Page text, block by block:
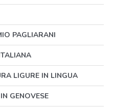
PAGLIARANI
LIGURE IN LINGUA
GENOVESE